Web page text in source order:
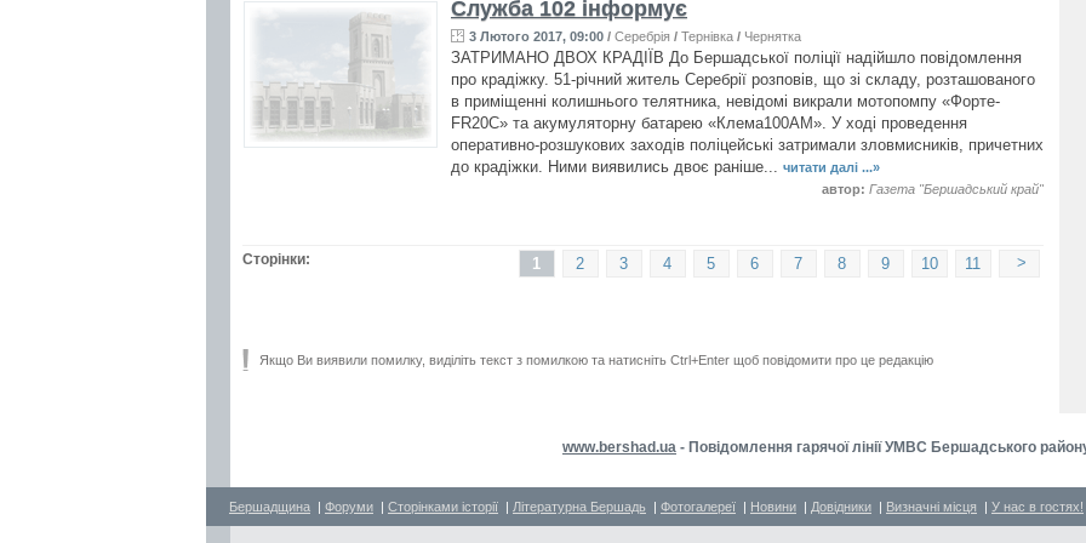
Служба 102 інформує
3 Лютого 2017, 09:00 / Серебрія / Тернівка / Чернятка
ЗАТРИМАНО ДВОХ КРАДІЇВ До Бершадської поліції надійшло повідомлення
про крадіжку. 51-річний житель Серебрії розповів, що зі складу, розташованого
в приміщенні колишнього телятника, невідомі викрали мотопомпу «Форте-
FR20С» та акумуляторну батарею «Клема100АМ». У ході проведення
оперативно-розшукових заходів поліцейські затримали зловмисників, причетних
до крадіжки. Ними виявились двоє раніше...
читати далі ...»
автор: Газета "Бершадський край"
Сторінки: >
11
10
9
8
7
6
5
4
3
2
1
Якщо Ви виявили помилку, виділіть текст з помилкою та натисніть Ctrl+Enter щоб повідомити про це редакцію
www.bershad.ua - Повідомлення гарячої лінії УМВС Бершадського
Бершадщина | Форуми | Сторінками історії | Літературна Бершадь | Фотогалереї | Новини | Довідники | Визначні місця | У нас в гостях!